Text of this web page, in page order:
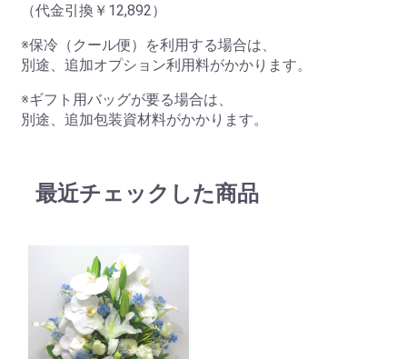
（代金引換￥12,892）
※保冷（クール便）を利用する場合は、
別途、追加オプション利用料がかかります。
※ギフト用バッグが要る場合は、
別途、追加包装資材料がかかります。
最近チェックした商品